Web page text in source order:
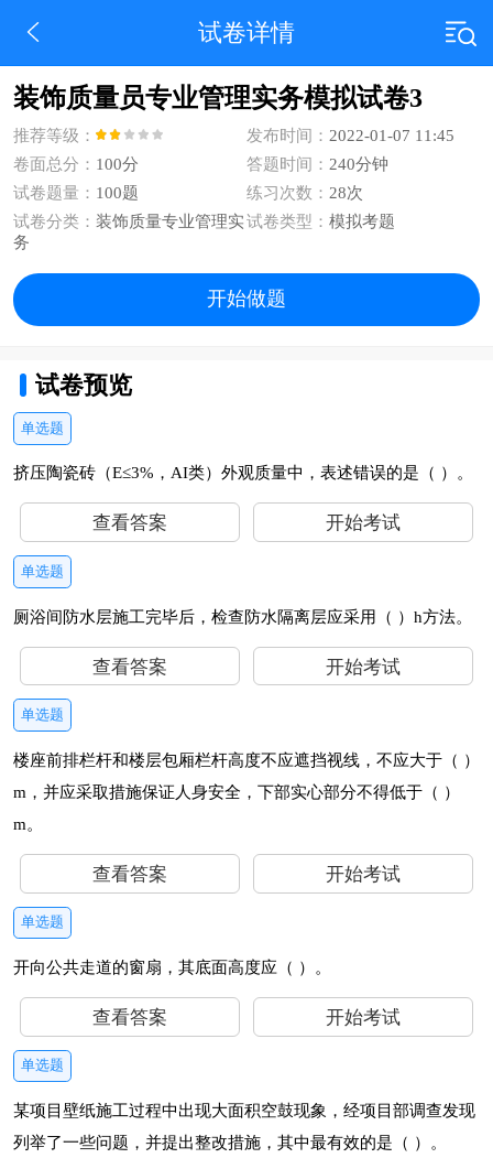
试卷详情
装饰质量员专业管理实务模拟试卷3
推荐等级： 发布时间： 2022-01-07 11:45
卷面总分： 100分 答题时间： 240分钟
试卷题量： 100题 练习次数： 28次
试卷分类： 装饰质量专业管理实
务
试卷类型： 模拟考题
开始做题
试卷预览
单选题
挤压陶瓷砖（E≤3%，AI类）外观质量中，表述错误的是（ ）。
查看答案 开始考试
单选题
厕浴间防水层施工完毕后，检查防水隔离层应采用（ ）h方法。
查看答案 开始考试
单选题
楼座前排栏杆和楼层包厢栏杆高度不应遮挡视线，不应大于（ ）
m，并应采取措施保证人身安全，下部实心部分不得低于（ ）
m。
查看答案 开始考试
单选题
开向公共走道的窗扇，其底面高度应（ ）。
查看答案 开始考试
单选题
某项目壁纸施工过程中出现大面积空鼓现象，经项目部调查发现
列举了一些问题，并提出整改措施，其中最有效的是（ ）。